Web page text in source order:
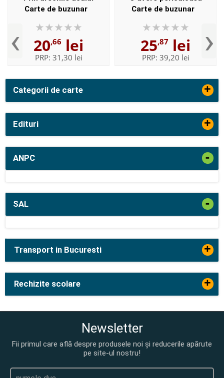
Categorii de carte +
Edituri +
ANPC -
SAL -
‹
Carte de buzunar
20,66 lei
PRP: 31,30 lei
Carte de buzunar
25,87 lei
PRP: 39,20 lei ›
Transport in Bucuresti +
Rechizite scolare +
Newsletter
Fii primul care află despre produsele noi și reducerile apărute
pe site-ul nostru!